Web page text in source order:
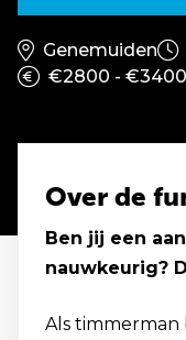
Genemuiden
€2800 -
Over de
Ben jij een
nauwkeurig?
Als timmerman